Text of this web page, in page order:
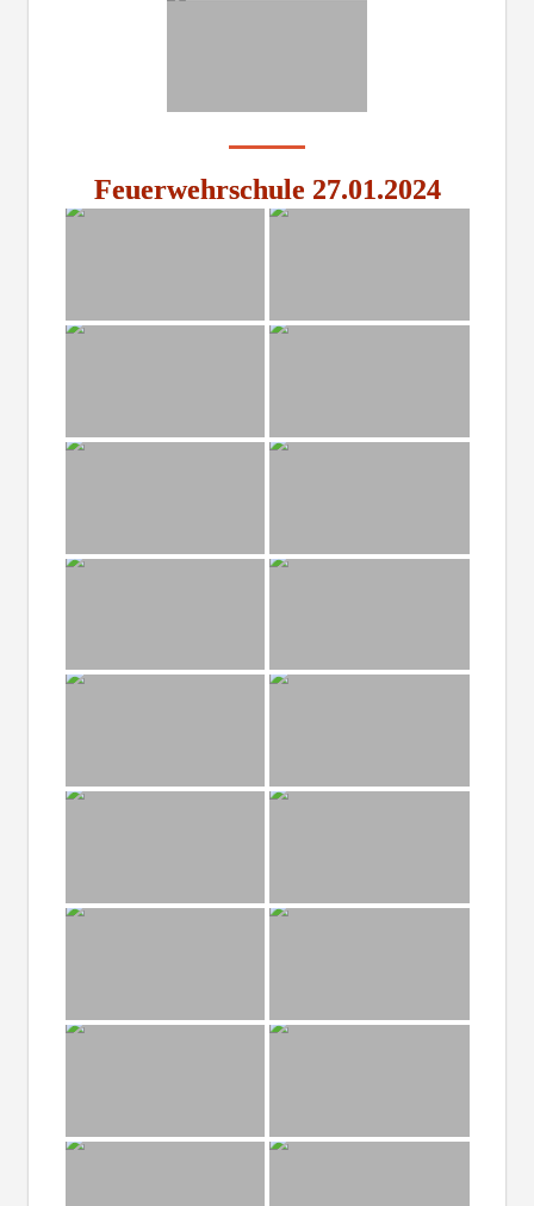
Feuerwehrschule 27.01.2024